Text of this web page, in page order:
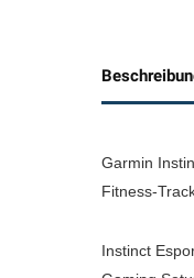
Garmin
Fitness-
Instinct